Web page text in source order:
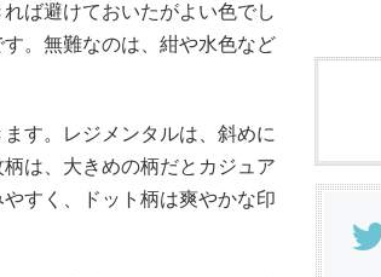
ば避けておいたがよい色でし
。無難なのは、紺や水色など
す。レジメンタルは、斜めに
は、大きめの柄だとカジュア
すく、ドット柄は爽やかな印